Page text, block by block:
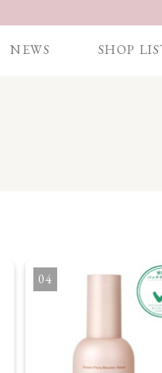
NEWS SHOP
4